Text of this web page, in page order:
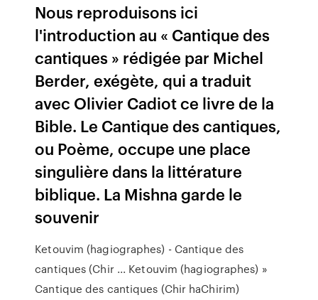
Nous reproduisons ici
l'introduction au « Cantique des
cantiques » rédigée par Michel
Berder, exégète, qui a traduit
avec Olivier Cadiot ce livre de la
Bible. Le Cantique des cantiques,
ou Poème, occupe une place
singulière dans la littérature
biblique. La Mishna garde le
souvenir
Ketouvim (hagiographes) - Cantique des
cantiques (Chir ... Ketouvim (hagiographes) »
Cantique des cantiques (Chir haChirim)